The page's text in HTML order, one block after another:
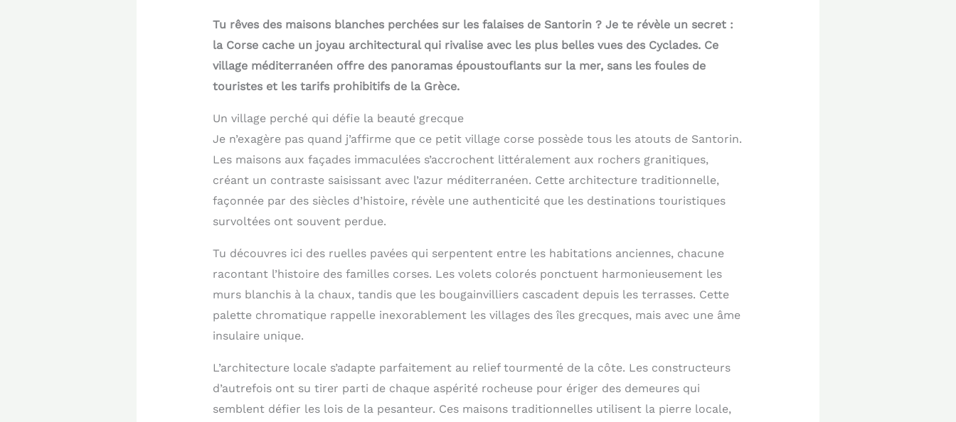
Tu rêves des maisons blanches perchées sur les falaises de Santorin ? Je te révèle un secret :
la Corse cache un joyau architectural qui rivalise avec les plus belles vues des Cyclades. Ce
village méditerranéen offre des panoramas époustouflants sur la mer, sans les foules de
touristes et les tarifs prohibitifs de la Grèce.
Un village perché qui défie la beauté grecque
Je n’exagère pas quand j’affirme que ce petit village corse possède tous les atouts de Santorin.
Les maisons aux façades immaculées s’accrochent littéralement aux rochers granitiques,
créant un contraste saisissant avec l’azur méditerranéen. Cette architecture traditionnelle,
façonnée par des siècles d’histoire, révèle une authenticité que les destinations touristiques
survoltées ont souvent perdue.
Tu découvres ici des ruelles pavées qui serpentent entre les habitations anciennes, chacune
racontant l’histoire des familles corses. Les volets colorés ponctuent harmonieusement les
murs blanchis à la chaux, tandis que les bougainvilliers cascadent depuis les terrasses. Cette
palette chromatique rappelle inexorablement les villages des îles grecques, mais avec une âme
insulaire unique.
L’architecture locale s’adapte parfaitement au relief tourmenté de la côte. Les constructeurs
d’autrefois ont su tirer parti de chaque aspérité rocheuse pour ériger des demeures qui
semblent défier les lois de la pesanteur. Ces maisons traditionnelles utilisent la pierre locale,